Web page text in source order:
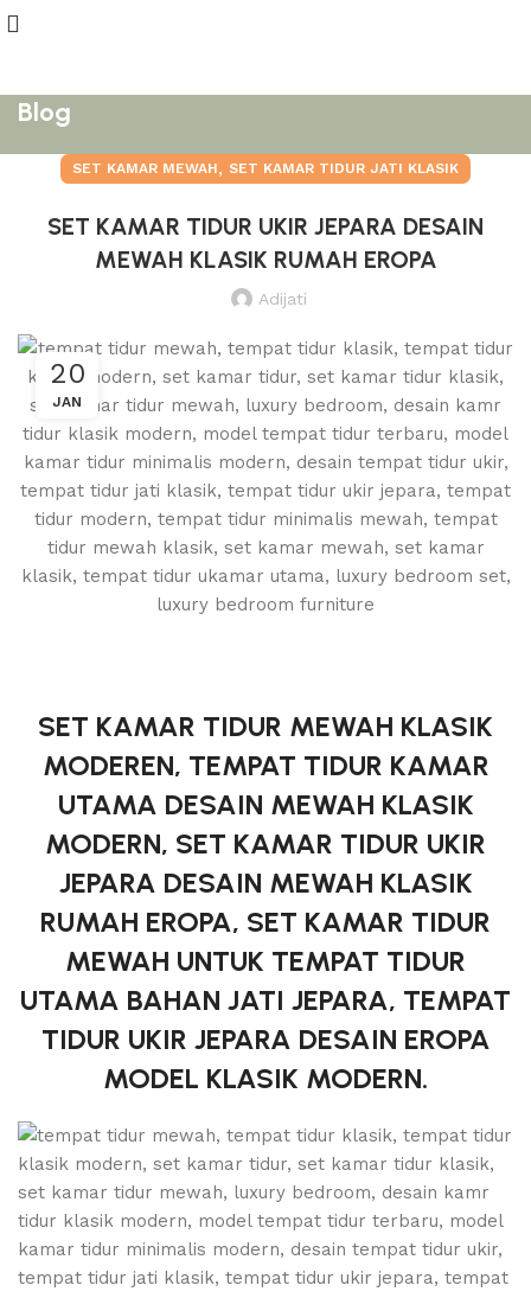
Blog
SET KAMAR MEWAH, SET KAMAR TIDUR JATI KLASIK
SET KAMAR TIDUR UKIR JEPARA DESAIN
MEWAH KLASIK RUMAH EROPA
Adijati
20
JAN
SET KAMAR TIDUR MEWAH KLASIK
MODEREN, TEMPAT TIDUR KAMAR
UTAMA DESAIN MEWAH KLASIK
MODERN, SET KAMAR TIDUR UKIR
JEPARA DESAIN MEWAH KLASIK
RUMAH EROPA, SET KAMAR TIDUR
MEWAH UNTUK TEMPAT TIDUR
UTAMA BAHAN JATI JEPARA, TEMPAT
TIDUR UKIR JEPARA DESAIN EROPA
MODEL KLASIK MODERN.